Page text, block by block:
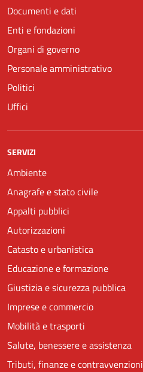
Documenti e dati
Enti e fondazioni
Organi di governo
Personale amministrativo
Politici
Uffici
SERVIZI
Ambiente
Anagrafe e stato civile
Appalti pubblici
Autorizzazioni
Catasto e urbanistica
Educazione e formazione
Giustizia e sicurezza pubblica
Imprese e commercio
Mobilità e trasporti
Salute, benessere e assistenza
Tributi, finanze e contravvenzioni